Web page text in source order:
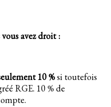
avez droit :
10 %si toutefois
RGE. 10 % de